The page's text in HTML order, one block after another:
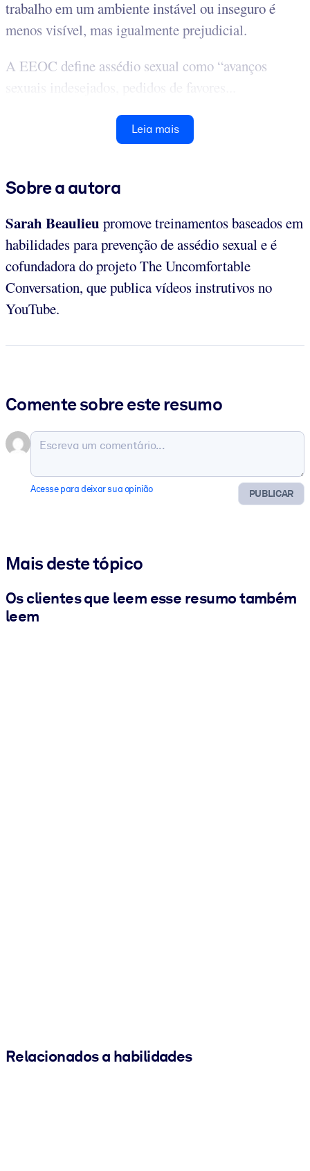
trabalho em um ambiente instável ou inseguro é
menos visível, mas igualmente prejudicial.
A EEOC define assédio sexual como “avanços
sexuais indesejados, pedidos de favores...
Leia mais
Sobre a autora
Sarah Beaulieu promove treinamentos baseados em
habilidades para prevenção de assédio sexual e é
cofundadora do projeto The Uncomfortable
Conversation, que publica vídeos instrutivos no
YouTube.
Comente sobre este resumo
PUBLICAR
Acesse para deixar sua opinião
Mais deste tópico
Os clientes que leem esse resumo também
leem
Relacionados a habilidades